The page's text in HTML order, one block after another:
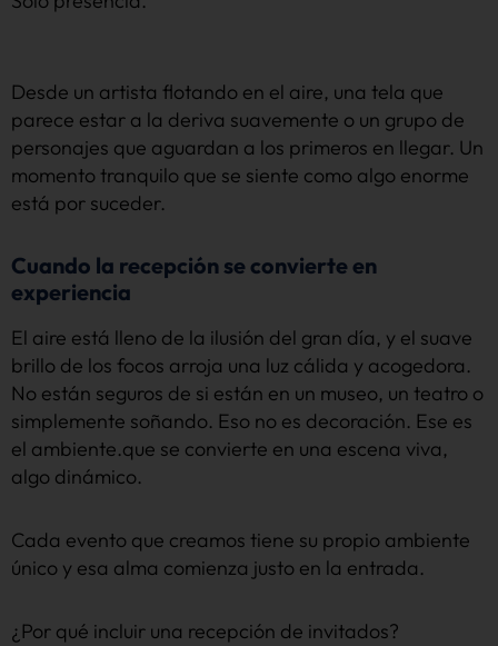
Desde un artista flotando en el aire, una tela que
parece estar a la deriva suavemente o un grupo de
personajes que aguardan a los primeros en llegar. Un
momento tranquilo que se siente como algo enorme
está por suceder.
Cuando la recepción se convierte en
experiencia
El aire está lleno de la ilusión del gran día, y el suave
brillo de los focos arroja una luz cálida y acogedora.
No están seguros de si están en un museo, un teatro o
simplemente soñando. Eso no es decoración. Ese es
el ambiente.que se convierte en una escena viva,
algo dinámico.
Cada evento que creamos tiene su propio ambiente
único y esa alma comienza justo en la entrada.
¿Por qué incluir una recepción de invitados?